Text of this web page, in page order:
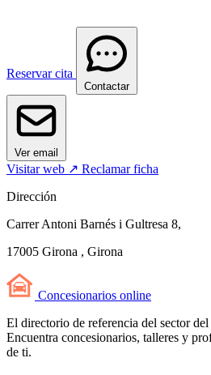
Reservar cita
Contactar
Ver email
Visitar web ↗ Reclamar ficha
Dirección
Carrer Antoni Barnés i Gultresa 8,
17005 Girona , Girona
Concesionarios online
El directorio de referencia del sector
Encuentra concesionarios, talleres y
de ti.